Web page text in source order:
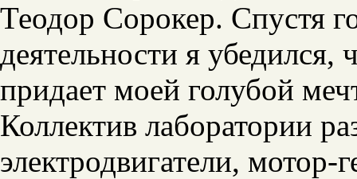
Теодор Сорокер. Спустя
деятельности я убедился,
придает моей голубой
Коллектив лаборатории
электродвигатели,